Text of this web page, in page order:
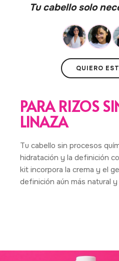
PARA RIZOS
LINAZA
Tu cabello sin procesos
hidratación y la definición
kit incorpora la crema y el
definición aún más natural
Tu cabello solo
QUIERO